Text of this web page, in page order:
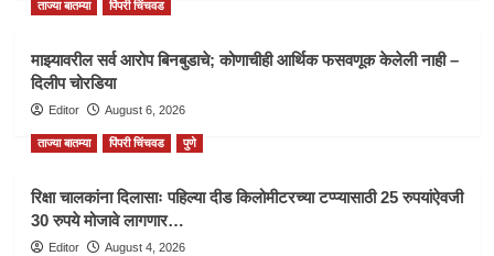
ताज्या बातम्या पिंपरी चिंचवड
माझ्यावरील सर्व आरोप बिनबुडाचे; कोणाचीही आर्थिक फसवणूक केलेली नाही –
दिलीप चोरडिया
Editor August 6, 2026
ताज्या बातम्या पिंपरी चिंचवड पुणे
रिक्षा चालकांना दिलासाः पहिल्या दीड किलोमीटरच्या टप्प्यासाठी 25 रुपयांऐवजी
30 रुपये मोजावे लागणार…
Editor August 4, 2026